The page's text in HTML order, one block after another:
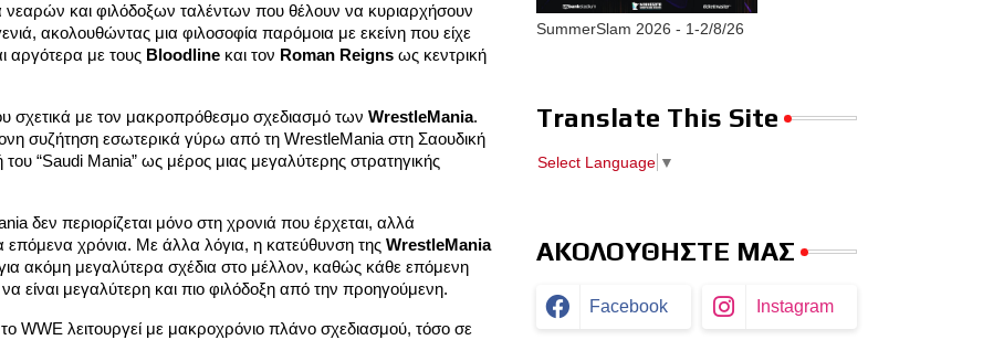
νεαρών και φιλόδοξων ταλέντων που θέλουν να κυριαρχήσουν
ακολουθώντας μια φιλοσοφία παρόμοια με εκείνη που είχε
αργότερα με τουςBloodlineκαι τον Roman Reignsως κεντρική
σχετικά με τον μακροπρόθεσμο σχεδιασμό των WrestleMania.
συζήτηση εσωτερικά γύρω από τη WrestleMania στη Σαουδική
“Saudi Mania” ως μέρος μιας μεγαλύτερης στρατηγικής
δεν περιορίζεται μόνο στη χρονιά που έρχεται, αλλά
επόμενα χρόνια. Με άλλα λόγια, η κατεύθυνση της WrestleMania
ακόμη μεγαλύτερα σχέδια στο μέλλον, καθώς κάθε επόμενη
μεγαλύτερη και πιο φιλόδοξη από την προηγούμενη.
WWE λειτουργεί με μακροχρόνιο πλάνο σχεδιασμού, τόσο σε
SummerSlam 2026 - 1-2/8/26
Translate This Site
Select Language ▼
ΑΚΟΛΟΥΘΗΣΤΕ ΜΑΣ
Facebook Instagram